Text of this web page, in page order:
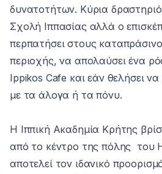
δυνατοτήτων. Κύρια
Σχολή Ιππασίας αλλά ο
περπατήσει στους
περιοχής, να απολαύσει ένα
Ippikos Cafe και εάν θελήσει
με τα άλογα ή τα πόνυ.
Η Ιππική Ακαδημία Κρήτης
από το κέντρο της πόλης του
αποτελεί τον ιδανικό